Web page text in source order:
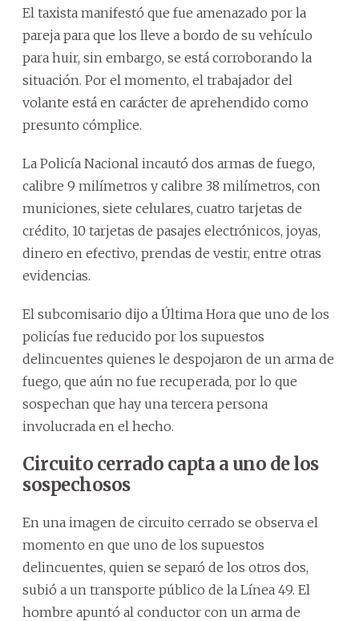
El taxista manifestó que fue amenazado por la
pareja para que los lleve a bordo de su vehículo
para huir, sin embargo, se está corroborando la
situación. Por el momento, el trabajador del
volante está en carácter de aprehendido como
presunto cómplice.
La Policía Nacional incautó dos armas de fuego,
calibre 9 milímetros y calibre 38 milímetros, con
municiones, siete celulares, cuatro tarjetas de
crédito, 10 tarjetas de pasajes electrónicos, joyas,
dinero en efectivo, prendas de vestir, entre otras
evidencias.
El subcomisario dijo a Última Hora que uno de los
policías fue reducido por los supuestos
delincuentes quienes le despojaron de un arma de
fuego, que aún no fue recuperada, por lo que
sospechan que hay una tercera persona
involucrada en el hecho.
Circuito cerrado capta a uno de los
sospechosos
En una imagen de circuito cerrado se observa el
momento en que uno de los supuestos
delincuentes, quien se separó de los otros dos,
subió a un transporte público de la Línea 49. El
hombre apuntó al conductor con un arma de